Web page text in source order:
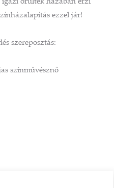
őrültek házában érzi
ezzel jár!
szereposztás:
színművésznő